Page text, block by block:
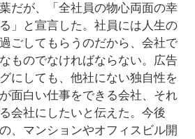
だが、「全社員の物心両面の幸
」と宣言した。社員には人生の
ごしてもらうのだから、会社で
ものでなければならない。広告
にしても、他社にない独自性を
面白い仕事をできる会社、それ
会社にしたいと伝えた。今後
、マンションやオフィスビル開